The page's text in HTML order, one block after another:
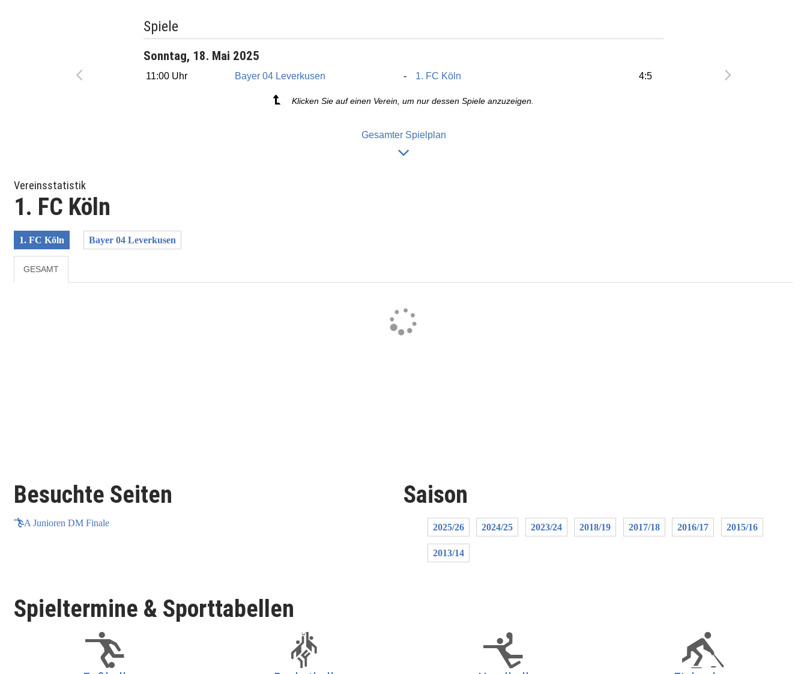
Spiele
Sonntag, 18. Mai 2025
11:00 Uhr Bayer 04 Leverkusen 1. FC Köln 4:5
Klicken Sie auf einen Verein, um nur dessen Spiele anzuzeigen.
Gesamter Spielplan
Vereinsstatistik
1. FC Köln
1. FC Köln Bayer 04 Leverkusen
GESAMT
Besuchte Seiten
A Junioren DM Finale
Saison
2025/26 2024/25 2023/24 2018/19 2017/18 2016/17 2015/16
2013/14
Spieltermine & Sporttabellen